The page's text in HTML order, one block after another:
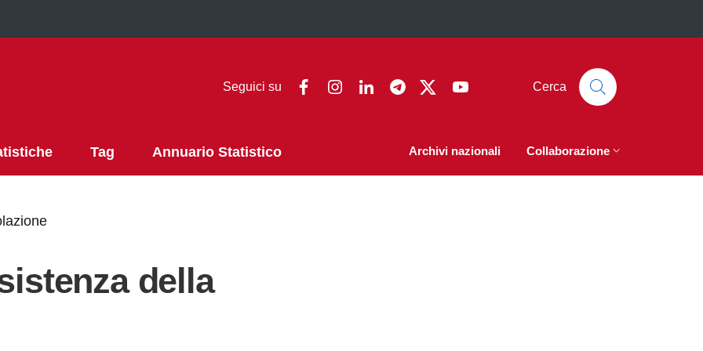
Seguici su FacebookInstagramLinkedinTelegram
Twitter Cerca
Tag Annuario Statistico Archivi nazionali Collaborazione
della